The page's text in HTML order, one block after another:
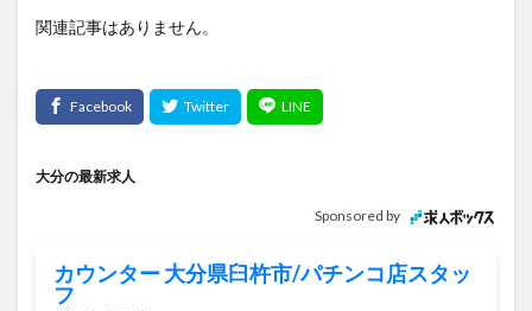
関連記事はありません。
大分の最新求人
Sponsored by
カウンター 大分県臼杵市/パチンコ店スタッ
フ